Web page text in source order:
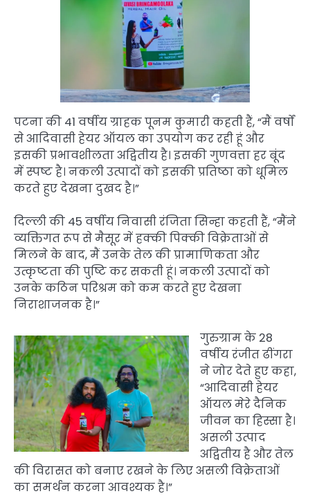
पटना की 41 वर्षीय ग्राहक पूनम कुमारी कहती हैं, “मैं वर्षों
से आदिवासी हेयर ऑयल का उपयोग कर रही हूं और
इसकी प्रभावशीलता अद्वितीय है। इसकी गुणवत्ता हर बूंद
में स्पष्ट है। नकली उत्पादों को इसकी प्रतिष्ठा को धूमिल
करते हुए देखना दुखद है।”
दिल्ली की 45 वर्षीय निवासी रंजिता सिन्हा कहती हैं, “मैंने
व्यक्तिगत रूप से मैसूर में हक्की पिक्की विक्रेताओं से
मिलने के बाद, मैं उनके तेल की प्रामाणिकता और
उत्कृष्टता की पुष्टि कर सकती हूं। नकली उत्पादों को
उनके कठिन परिश्रम को कम करते हुए देखना
निराशाजनक है।”
गुरुग्राम के 28
वर्षीय रंजीत ढींगरा
ने जोर देते हुए कहा,
“आदिवासी हेयर
ऑयल मेरे दैनिक
जीवन का हिस्सा है।
असली उत्पाद
अद्वितीय है और तेल
की विरासत को बनाए रखने के लिए असली विक्रेताओं
का समर्थन करना आवश्यक है।”